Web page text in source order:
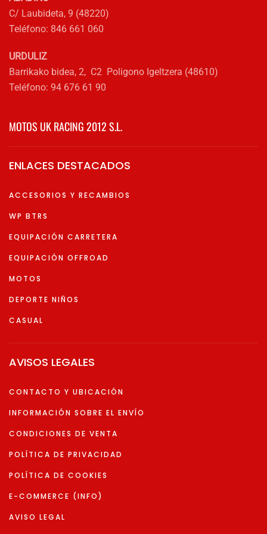
C/ Laubideta, 9 (48220)
Teléfono: 846 661 060
URDULIZ
Barrikako bidea, 2, C2 Poligono Igeltzera (48610)
Teléfono: 94 676 61 90
MOTOS UK RACING 2012 S.L.
ENLACES DESTACADOS
ACCESORIOS Y RECAMBIOS
WP BTRS
EQUIPACIÓN CARRETERA
EQUIPACIÓN OFFROAD
MOTOS
DEPORTE NIÑOS
CASUAL
AVISOS LEGALES
CONTACTO Y UBICACIÓN
INFORMACIÓN SOBRE EL ENVÍO
CONDICIONES DE VENTA
POLÍTICA DE PRIVACIDAD
POLÍTICA DE COOKIES
E-COMMERCE (INFO)
AVISO LEGAL